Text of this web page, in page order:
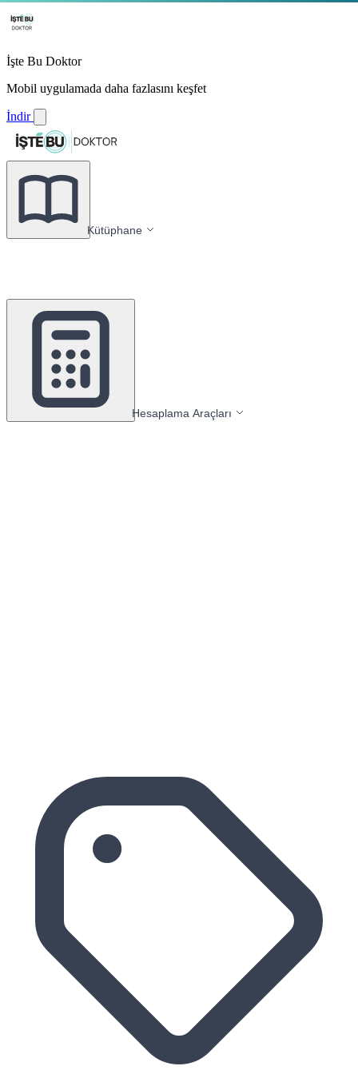
İşte Bu Doktor
Mobil uygulamada daha fazlasını keşfet
İndir
Kütüphane
Hesaplama Araçları